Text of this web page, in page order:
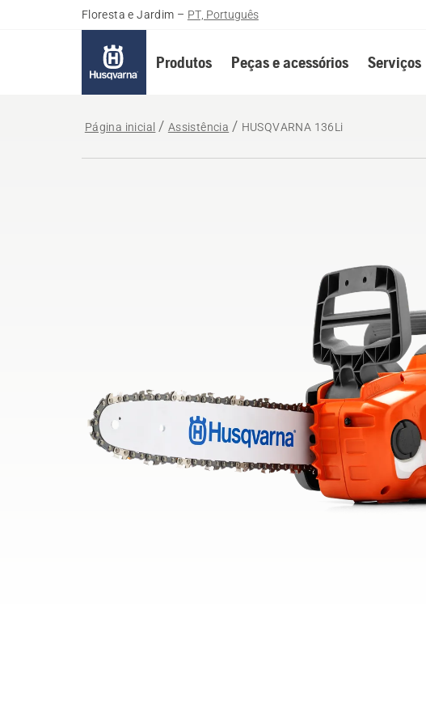
Floresta e Jardim – PT, Português
Produtos Peças e acessórios Serviços
Página inicial Assistência HUSQVARNA 136Li